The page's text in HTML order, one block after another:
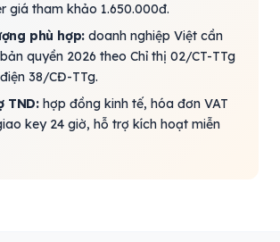
giá tham khảo 1.650.000đ.
phù hợp:doanh nghiệp Việt cần
quyền 2026 theo Chỉ thị 02/CT-TTg
38/CĐ-TTg.
TND:hợp đồng kinh tế, hóa đơn VAT
key 24 giờ, hỗ trợ kích hoạt miễn